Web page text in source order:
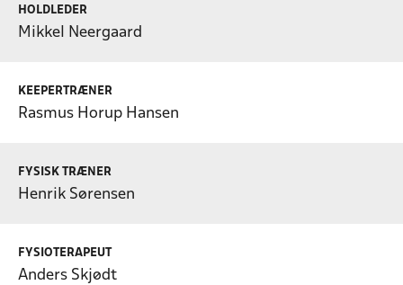
HOLDLEDER
Mikkel Neergaard
KEEPERTRÆNER
Rasmus Horup Hansen
FYSISK TRÆNER
Henrik Sørensen
FYSIOTERAPEUT
Anders Skjødt